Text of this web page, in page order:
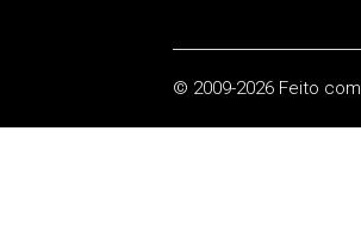
© 2009-2026 Feito com